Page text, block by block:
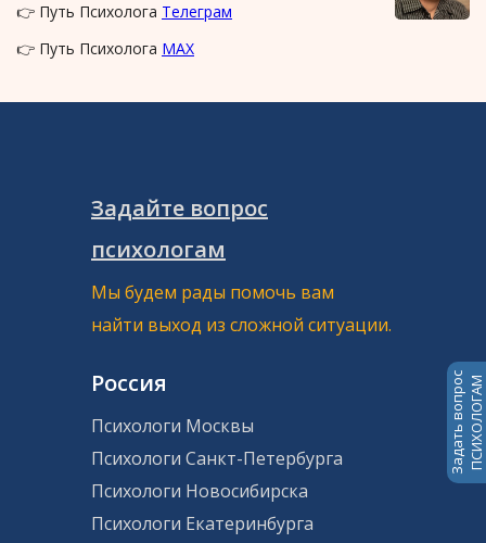
👉 Путь Психолога Телеграм
👉 Путь Психолога MAX
Задать вопросПСИХОЛОГАМ
Задайте вопрос
психологам
Мы будем рады помочь вам
найти выход из сложной ситуации.
Россия
Психологи Москвы
Психологи Санкт-Петербурга
Психологи Новосибирска
Психологи Екатеринбурга